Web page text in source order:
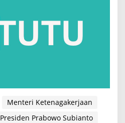
Menteri Ketenagakerjaan
Presiden Prabowo Subianto